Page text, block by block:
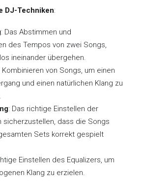
DJ-Techniken:
: Das Abstimmen und
des Tempos von zwei Songs,
ineinander übergehen.
Kombinieren von Songs, um einen
und einen natürlichen Klang zu
: Das richtige Einstellen der
sicherzustellen, dass die Songs
Sets korrekt gespielt
Einstellen des Equalizers, um
Klang zu erzielen.